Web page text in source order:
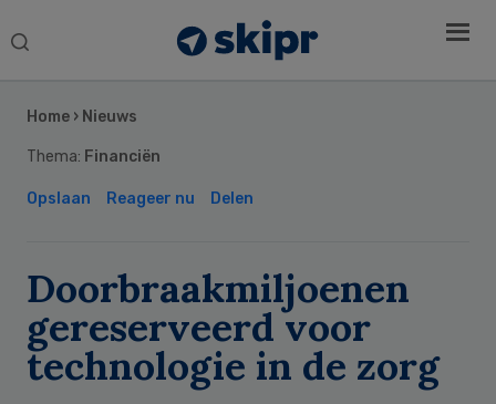
Search
Home › Nieuws
Thema: Financiën
Opslaan Reageer nu Delen
Doorbraakmiljoenen
gereserveerd voor
technologie in de zorg
Sidebar